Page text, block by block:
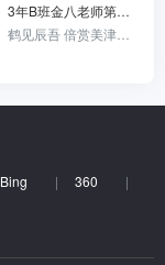
3年B班金八老师第一季
Bing | 360
|